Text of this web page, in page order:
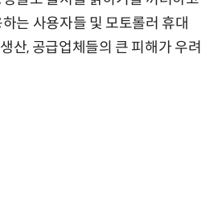
는 사용자들 및 모토롤러 휴대
산, 공급업체들의 큰 피해가 우려